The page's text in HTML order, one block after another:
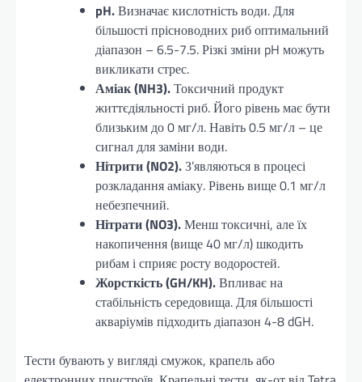
pH.Визначає кислотність води. Для
більшості прісноводних риб оптимальний
діапазон – 6.5-7.5. Різкі зміни pH можуть
викликати стрес.
Аміак (NH3).Токсичний продукт
життєдіяльності риб. Його рівень має бути
близьким до 0 мг/л. Навіть 0.5 мг/л – це
сигнал для заміни води.
Нітрити (NO2).З’являються в процесі
розкладання аміаку. Рівень вище 0.1 мг/л
небезпечний.
Нітрати (NO3).Менш токсичні, але їх
накопичення (вище 40 мг/л) шкодить
рибам і сприяє росту водоростей.
Жорсткість (GH/KH).Впливає на
стабільність середовища. Для більшості
акваріумів підходить діапазон 4-8 dGH.
Тести бувають у вигляді смужок, крапель або